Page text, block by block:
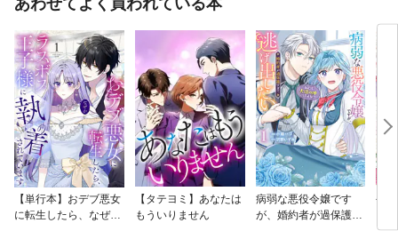
あわせてよく買われている本
【単行本】おデブ悪女
に転生したら、なぜか
【タテヨミ】あなたは
もういりません
病弱な悪役令嬢です
が、婚約者が過保護す
公